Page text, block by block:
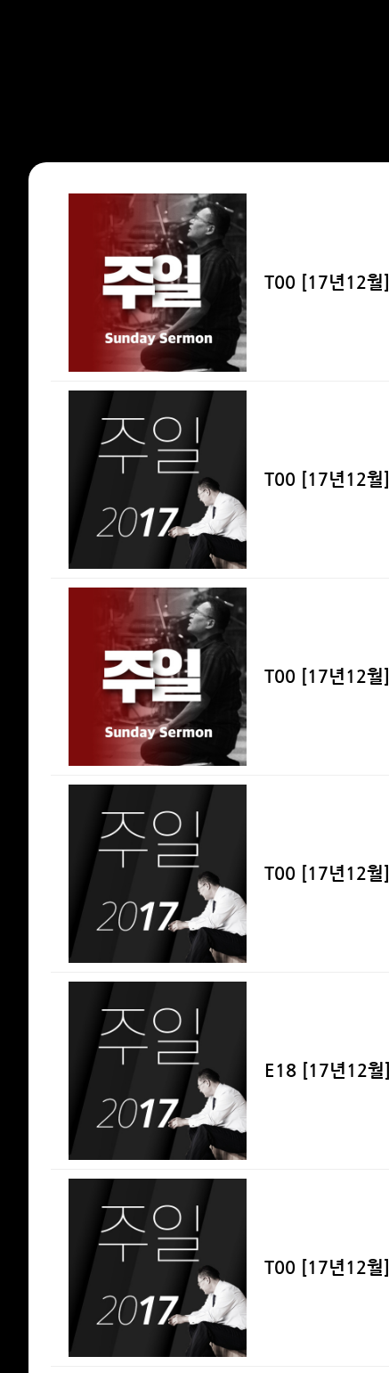
T00 [17년12월
T00 [17년12월
T00 [17년12월
T00 [17년12월
E18 [17년12
T00 [17년12월